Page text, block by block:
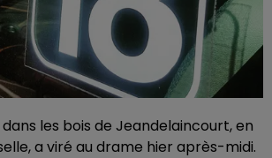
les bois de Jeandelaincourt, en
a viré au drame hier après-midi.